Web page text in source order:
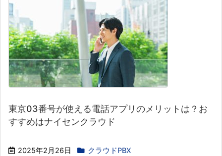
東京03番号が使える電話アプリのメリットは？お
すすめはナイセンクラウド
2025年2月26日 クラウドPBX